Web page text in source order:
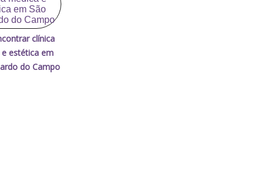
clínica
estética em
do Campo